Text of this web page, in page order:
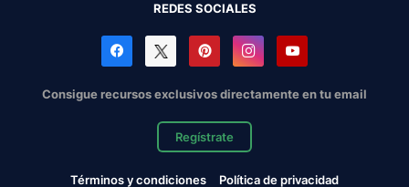
REDES SOCIALES
Consigue recursos exclusivos directamente en tu email
Regístrate
Términos y condiciones
Política de privacidad